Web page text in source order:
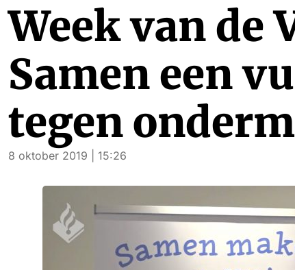
Week van de
Samen een
tegen
8 oktober 2019 | 15:26